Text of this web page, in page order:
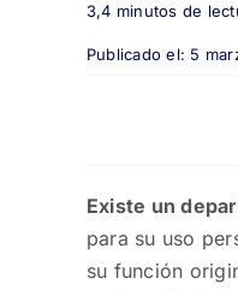
3,4 minutos de
Publicado el: 5
Existe un
para su uso
su función